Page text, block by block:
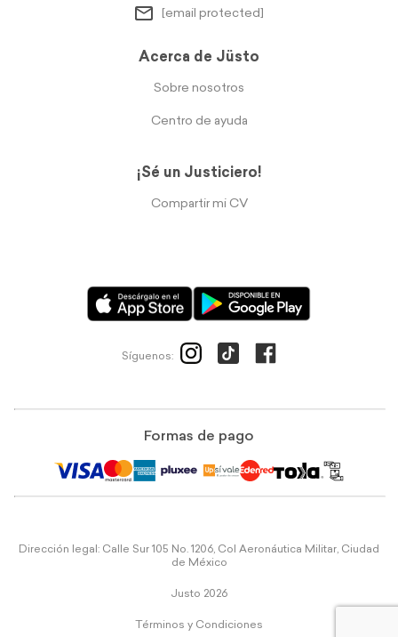
[email protected]
Acerca de Jüsto
Sobre nosotros
Centro de ayuda
¡Sé un Justiciero!
Compartir mi CV
Síguenos:
Formas de pago
Dirección legal: Calle Sur 105 No. 1206, Col Aeronáutica Militar, Ciudad
de México
Justo 2026
Términos y Condiciones